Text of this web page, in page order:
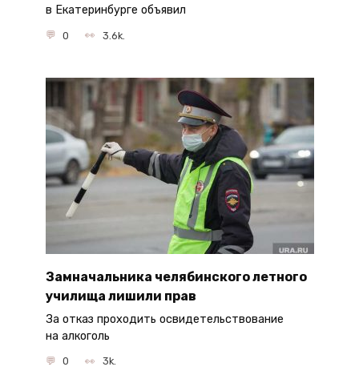
в Екатеринбурге объявил
0 3.6k.
Замначальника челябинского летного
училища лишили прав
За отказ проходить освидетельствование
на алкоголь
0 3k.